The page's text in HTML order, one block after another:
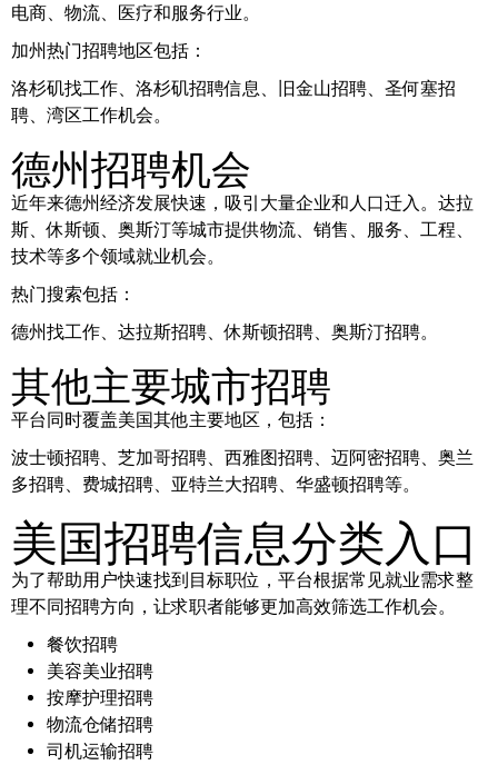
电商、物流、医疗和服务行业。
加州热门招聘地区包括：
洛杉矶找工作、洛杉矶招聘信息、旧金山招聘、圣何塞招
聘、湾区工作机会。
德州招聘机会
近年来德州经济发展快速，吸引大量企业和人口迁入。达拉
斯、休斯顿、奥斯汀等城市提供物流、销售、服务、工程、
技术等多个领域就业机会。
热门搜索包括：
德州找工作、达拉斯招聘、休斯顿招聘、奥斯汀招聘。
其他主要城市招聘
平台同时覆盖美国其他主要地区，包括：
波士顿招聘、芝加哥招聘、西雅图招聘、迈阿密招聘、奥兰
多招聘、费城招聘、亚特兰大招聘、华盛顿招聘等。
美国招聘信息分类入口
为了帮助用户快速找到目标职位，平台根据常见就业需求整
理不同招聘方向，让求职者能够更加高效筛选工作机会。
餐饮招聘
美容美业招聘
按摩护理招聘
物流仓储招聘
司机运输招聘